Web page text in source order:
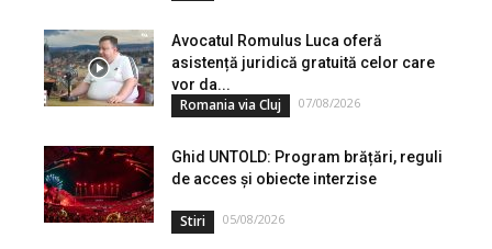
Avocatul Romulus Luca oferă
asistență juridică gratuită celor care
vor da...
Romania via Cluj 07/08/2026
Ghid UNTOLD: Program brățări, reguli
de acces și obiecte interzise
Stiri 05/08/2026